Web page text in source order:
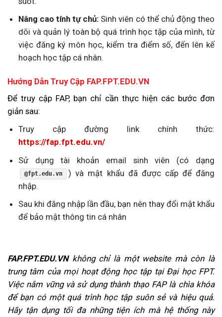
Nâng cao tính tự chủ: Sinh viên có thể chủ động theo
dõi và quản lý toàn bộ quá trình học tập của mình, từ
việc đăng ký môn học, kiểm tra điểm số, đến lên kế
hoạch học tập cá nhân.
Hướng Dẫn Truy Cập FAP.FPT.EDU.VN
Để truy cập FAP, bạn chỉ cần thực hiện các bước đơn
giản sau:
Truy cập đường link chính thức:
https://fap.fpt.edu.vn/
Sử dụng tài khoản email sinh viên (có dạng
@fpt.edu.vn
) và mật khẩu đã được cấp để đăng
nhập.
Sau khi đăng nhập lần đầu, bạn nên thay đổi mật khẩu
để bảo mật thông tin cá nhân
FAP.FPT.EDU.VNkhông chỉ là một website mà còn là
trung tâm của mọi hoạt động học tập tại Đại học FPT.
Việc nắm vững và sử dụng thành thạo FAP là chìa khóa
để bạn có một quá trình học tập suôn sẻ và hiệu quả.
Hãy tận dụng tối đa những tiện ích mà hệ thống này